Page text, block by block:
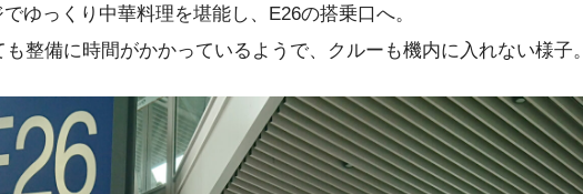
ゆっくり中華料理を堪能し、E26の搭乗口へ。
整備に時間がかかっているようで、クルーも機内に入れない様子。